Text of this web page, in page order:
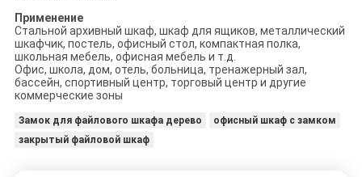
Применение
Стальной архивный шкаф, шкаф для ящиков, металлический
шкафчик, постель, офисный стол, компактная полка,
школьная мебель, офисная мебель и т.д.
Офис, школа, дом, отель, больница, тренажерный зал,
бассейн, спортивный центр, торговый центр и другие
коммерческие зоны
Замок для файлового шкафа дерево
офисный шкаф с замком
закрытый файловой шкаф